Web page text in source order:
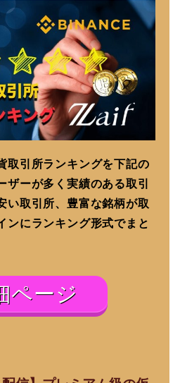
取引所ランキングを下記の
ザーが多く実績のある取引
い取引所、豊富な銘柄が取
ンにランキング形式でまと
ページ